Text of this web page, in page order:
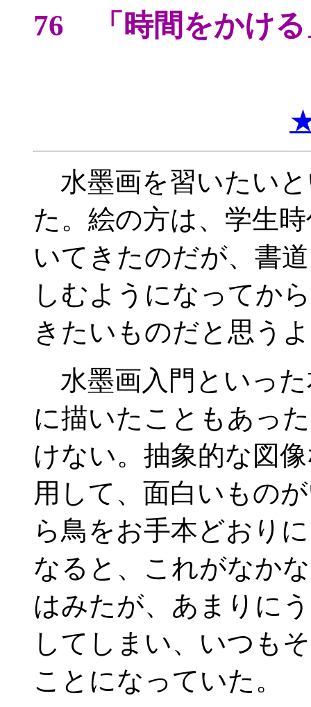
76 「時間をかける
水墨画を習いたい
た。絵の方は、学生
いてきたのだが、書
しむようになってか
きたいものだと思う
水墨画入門といっ
に描いたこともあっ
けない。抽象的な図
用して、面白いもの
ら鳥をお手本どおり
なると、これがなか
はみたが、あまりに
してしまい、いつも
ことになっていた。